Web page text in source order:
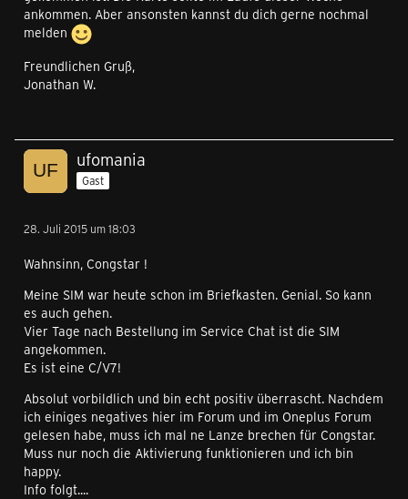
ankommen. Aber ansonsten kannst du dich gerne nochmal
melden
Freundlichen Gruß,
Jonathan W.
ufomania
Gast
28. Juli 2015 um 18:03
Wahnsinn, Congstar !
Meine SIM war heute schon im Briefkasten. Genial. So kann
es auch gehen.
Vier Tage nach Bestellung im Service Chat ist die SIM
angekommen.
Es ist eine C/V7!
Absolut vorbildlich und bin echt positiv überrascht. Nachdem
ich einiges negatives hier im Forum und im Oneplus Forum
gelesen habe, muss ich mal ne Lanze brechen für Congstar.
Muss nur noch die Aktivierung funktionieren und ich bin
happy.
Info folgt....